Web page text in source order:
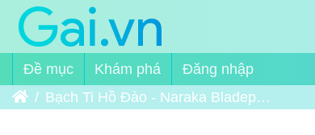
Đề mục Khám phá
Đăng nhập
Trang chủBạch Ti Hồ Đào - Naraka Bladepoint 15